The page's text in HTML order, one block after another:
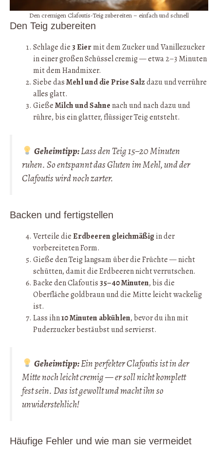
Den cremigen Clafoutis-Teig zubereiten – einfach und schnell
Den Teig zubereiten
Schlage die3 Eiermit dem Zucker und Vanillezucker
in einer großen Schüssel cremig — etwa 2–3 Minuten
mit dem Handmixer.
Siebe dasMehl und die Prise Salzdazu und verrühre
alles glatt.
GießeMilch und Sahne nach und nach dazu und
rühre, bis ein glatter, flüssiger Teig entsteht.
Geheimtipp:Lass den Teig 15–20 Minuten
ruhen. So entspannt das Gluten im Mehl, und der
Clafoutis wird noch zarter.
Backen und fertigstellen
Verteile dieErdbeeren gleichmäßigin der
vorbereiteten Form.
Gieße den Teig langsam über die Früchte — nicht
schütten, damit die Erdbeeren nicht verrutschen.
Backe den Clafoutis35–40 Minuten, bis die
Oberfläche goldbraun und die Mitte leicht wackelig
ist.
Lass ihn10 Minuten abkühlen, bevor du ihn mit
Puderzucker bestäubst und servierst.
Geheimtipp:Ein perfekter Clafoutis ist in der
Mitte noch leicht cremig — er soll nicht komplett
fest sein. Das ist gewollt und macht ihn so
unwiderstehlich!
Häufige Fehler und wie man sie vermeidet